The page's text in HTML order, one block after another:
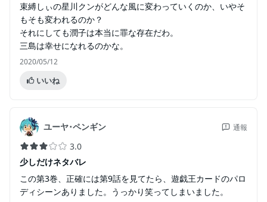
束縛しぃの星川クンがどんな風に変わっていくのか、いやそ
もそも変われるのか？
それにしても潤子は本当に罪な存在だわ。
三島は幸せになれるのかな。
2020/05/12
いいね
ユーヤ･ペンギン 通報
3.0
少しだけネタバレ
この第3巻、正確には第9話を見てたら、遊戯王カードのパロ
ディシーンありました。うっかり笑ってしまいました。